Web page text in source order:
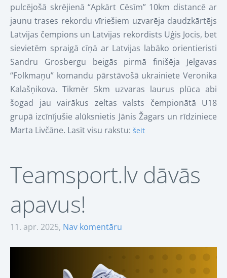
pulcējošā skrējienā “Apkārt Cēsīm” 10km distancē ar
jaunu trases rekordu vīriešiem uzvarēja daudzkārtējs
Latvijas čempions un Latvijas rekordists Uģis Jocis, bet
sievietēm spraigā cīņā ar Latvijas labāko orientieristi
Sandru Grosbergu beigās pirmā finišēja Jelgavas
“Folkmaņu” komandu pārstāvošā ukrainiete Veronika
Kalašņikova. Tikmēr 5km uzvaras laurus plūca abi
šogad jau vairākus zeltas valsts čempionātā U18
grupā izcīnījušie alūksnietis Jānis Žagars un rīdziniece
Marta Livčāne. Lasīt visu rakstu: šeit
Teamsport.lv dāvās
apavus!
11. apr. 2025, Nav komentāru